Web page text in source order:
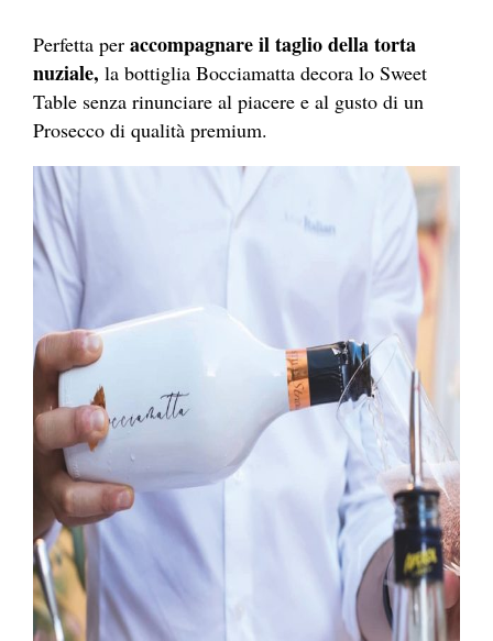
Perfetta per accompagnare il taglio della torta
nuziale, la bottiglia Bocciamatta decora lo Sweet
Table senza rinunciare al piacere e al gusto di un
Prosecco di qualità premium.